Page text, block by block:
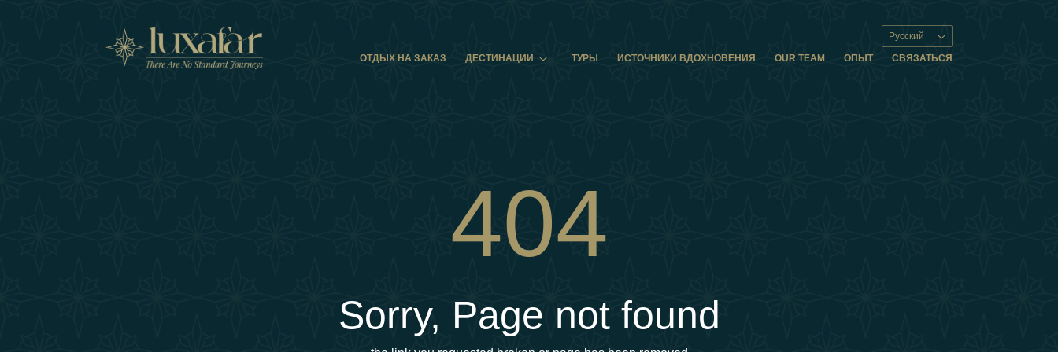
Русский
ОТДЫХ НА ЗАКАЗ
ДЕСТИНАЦИИ ТУРЫ ИСТОЧНИКИ ВДОХНОВЕНИЯ OUR TEAM ОПЫТ СВЯЗАТЬСЯ
404
Sorry, Page not found